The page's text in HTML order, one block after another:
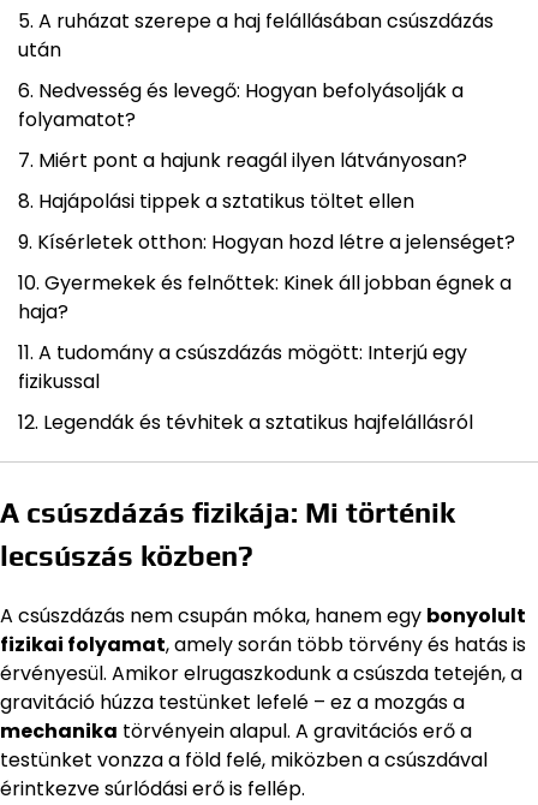
A ruházat szerepe a haj felállásában csúszdázás
után
Nedvesség és levegő: Hogyan befolyásolják a
folyamatot?
Miért pont a hajunk reagál ilyen látványosan?
Hajápolási tippek a sztatikus töltet ellen
Kísérletek otthon: Hogyan hozd létre a jelenséget?
Gyermekek és felnőttek: Kinek áll jobban égnek a
haja?
A tudomány a csúszdázás mögött: Interjú egy
fizikussal
Legendák és tévhitek a sztatikus hajfelállásról
A csúszdázás fizikája: Mi történik
lecsúszás közben?
A csúszdázás nem csupán móka, hanem egy bonyolult
fizikai folyamat, amely során több törvény és hatás is
érvényesül. Amikor elrugaszkodunk a csúszda tetején, a
gravitáció húzza testünket lefelé – ez a mozgás a
mechanika törvényein alapul. A gravitációs erő a
testünket vonzza a föld felé, miközben a csúszdával
érintkezve súrlódási erő is fellép.